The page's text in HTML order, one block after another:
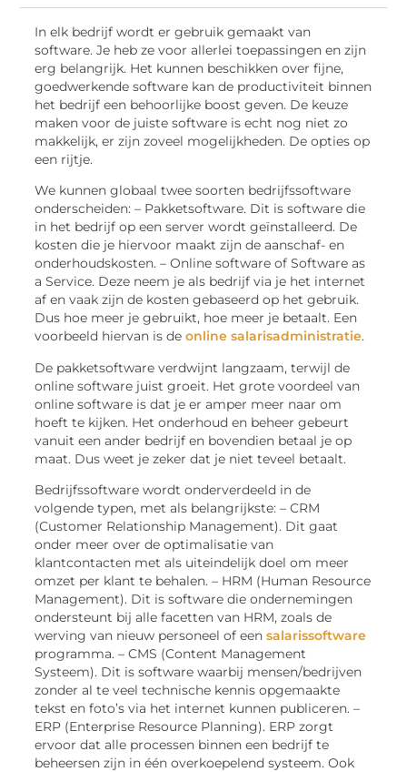
In elk bedrijf wordt er gebruik gemaakt van
software. Je heb ze voor allerlei toepassingen en zijn
erg belangrijk. Het kunnen beschikken over fijne,
goedwerkende software kan de productiviteit binnen
het bedrijf een behoorlijke boost geven. De keuze
maken voor de juiste software is echt nog niet zo
makkelijk, er zijn zoveel mogelijkheden. De opties op
een rijtje.
We kunnen globaal twee soorten bedrijfssoftware
onderscheiden: – Pakketsoftware. Dit is software die
in het bedrijf op een server wordt geïnstalleerd. De
kosten die je hiervoor maakt zijn de aanschaf- en
onderhoudskosten. – Online software of Software as
a Service. Deze neem je als bedrijf via je het internet
af en vaak zijn de kosten gebaseerd op het gebruik.
Dus hoe meer je gebruikt, hoe meer je betaalt. Een
voorbeeld hiervan is deonline salarisadministratie.
De pakketsoftware verdwijnt langzaam, terwijl de
online software juist groeit. Het grote voordeel van
online software is dat je er amper meer naar om
hoeft te kijken. Het onderhoud en beheer gebeurt
vanuit een ander bedrijf en bovendien betaal je op
maat. Dus weet je zeker dat je niet teveel betaalt.
Bedrijfssoftware wordt onderverdeeld in de
volgende typen, met als belangrijkste: – CRM
(Customer Relationship Management). Dit gaat
onder meer over de optimalisatie van
klantcontacten met als uiteindelijk doel om meer
omzet per klant te behalen. – HRM (Human Resource
Management). Dit is software die ondernemingen
ondersteunt bij alle facetten van HRM, zoals de
werving van nieuw personeel of eensalarissoftware
programma. – CMS (Content Management
Systeem). Dit is software waarbij mensen/bedrijven
zonder al te veel technische kennis opgemaakte
tekst en foto’s via het internet kunnen publiceren. –
ERP (Enterprise Resource Planning). ERP zorgt
ervoor dat alle processen binnen een bedrijf te
beheersen zijn in één overkoepelend systeem. Ook